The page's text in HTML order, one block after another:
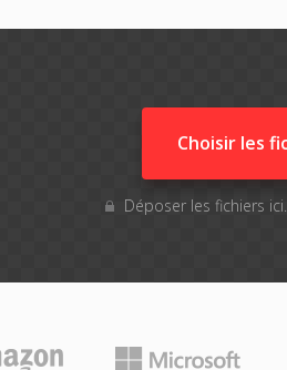
Choisir les
Déposer les fichiers